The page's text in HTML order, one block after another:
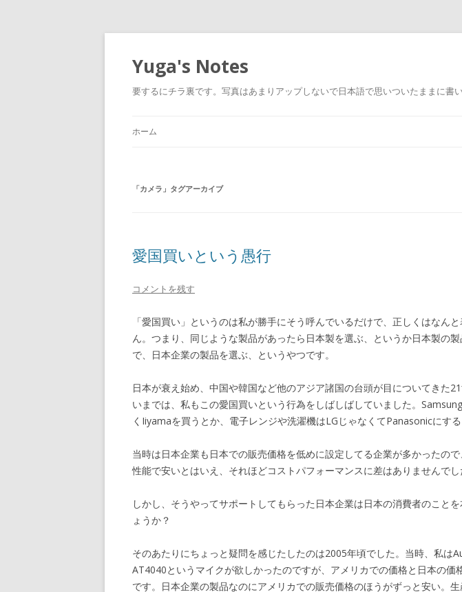
Yuga's Notes
要するにチラ裏です。写真はあまりアップしないで日本語で思いついたままに書
ホーム
「カメラ 」タグアーカイブ
愛国買いという愚行
コメントを残す
「愛国買い」というのは私が勝手にそう呼んでいるだけで、正しくはなん
ん。つまり、同じような製品があったら日本製を選ぶ、というか日本製の
で、日本企業の製品を選ぶ、というやつです。
日本が衰え始め、中国や韓国など他のアジア諸国の台頭が目についてきた
いまでは、私もこの愛国買いという行為をしばしばしていました。
くIiyamaを買うとか、電子レンジや洗濯機はLGじゃなくてPanasonicにする
当時は日本企業も日本での販売価格を低めに設定してる企業が多かったの
性能で安いとはいえ、それほどコストパフォーマンスに差はありませんでし
しかし、そうやってサポートしてもらった日本企業は日本の消費者のこと
ょうか？
そのあたりにちょっと疑問を感じたしたのは2005年頃でした。当時、私は
AT4040というマイクが欲しかったのですが、アメリカでの価格と日本の価
です。日本企業の製品なのにアメリカでの販売価格のほうがずっと安い。